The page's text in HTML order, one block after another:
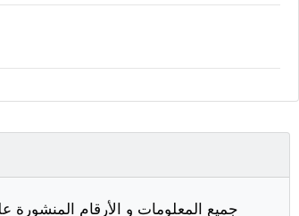
جميع المعلومات و الأرقام المنشورة